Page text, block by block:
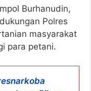
Burhanudin,
Polres
masyarakat
para petani.